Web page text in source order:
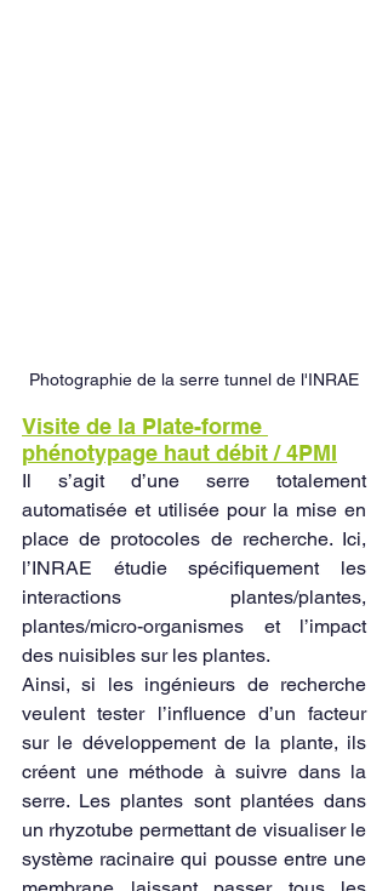
Photographie de la serre tunnel de l'INRAE
Visite de la Plate-forme
phénotypage haut débit / 4PMI
Il s’agit d’une serre totalement
automatisée et utilisée pour la mise en
place de protocoles de recherche. Ici,
l’INRAE étudie spécifiquement les
interactions plantes/plantes,
plantes/micro-organismes et l’impact
des nuisibles sur les plantes.
Ainsi, si les ingénieurs de recherche
veulent tester l’influence d’un facteur
sur le développement de la plante, ils
créent une méthode à suivre dans la
serre. Les plantes sont plantées dans
un rhyzotube permettant de visualiser le
système racinaire qui pousse entre une